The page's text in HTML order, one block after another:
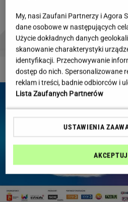
DZIEJE
Autorzy:
KOZŁOWSKI
KORYCKA
PROBLEMY POLSKICH SIATKARZY ZNAK Z
My, nasi Zaufani Partnerzy i Agora
dane osobowe w następujących
Użycie dokładnych danych
skanowanie charakterystyki
identyfikacji. Przechowywanie
dostęp do nich. Spersonalizowane
reklam i treści, badnie odbiorców i
Lista Zaufanych Partnerów
USTAWIENIA